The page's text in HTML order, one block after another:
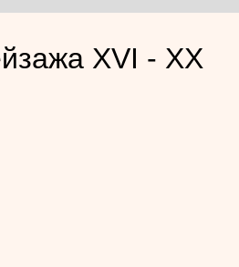
XVI - XX